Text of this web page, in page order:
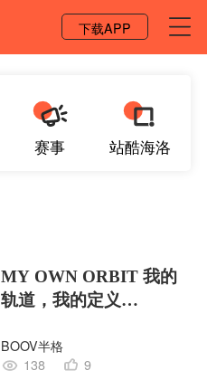
下载APP
赛事 站酷海洛
MY OWN ORBIT 我的
轨道，我的定义
对
BOOV半格
138
9